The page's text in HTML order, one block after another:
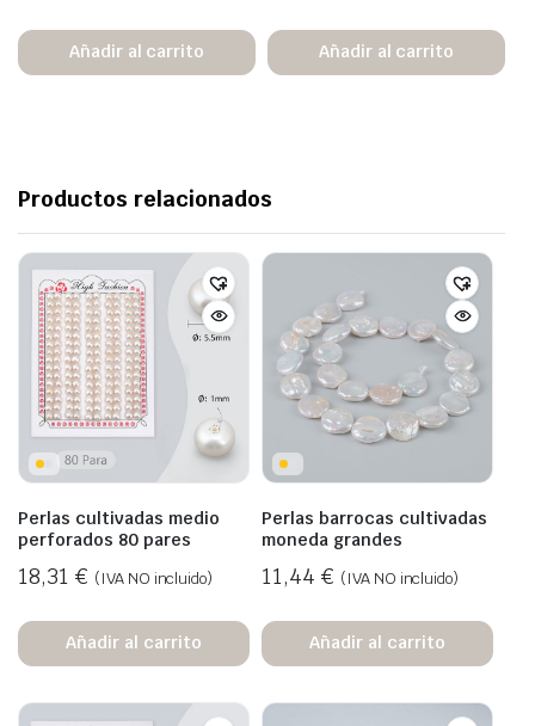
Añadir al carrito Añadir al carrito
Productos relacionados
Perlas cultivadas medio
perforados 80 pares
18,31 € (IVA NO incluido)
Añadir al carrito
Perlas barrocas cultivadas
moneda grandes
11,44 € (IVA NO incluido)
Añadir al carrito